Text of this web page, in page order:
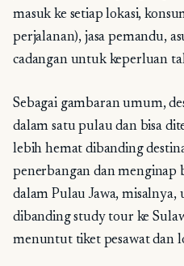
masuk ke setiap lokasi,
perjalanan), jasa pemandu,
cadangan untuk keperluan
Sebagai gambaran umum,
dalam satu pulau dan bisa
lebih hemat dibanding
penerbangan dan menginap
dalam Pulau Jawa,
dibanding study tour ke
menuntut tiket pesawat dan